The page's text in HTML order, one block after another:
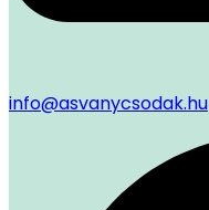
info@asvanycsodak.hu